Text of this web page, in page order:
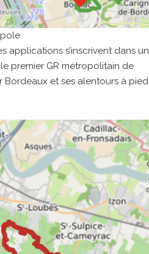
applications s’inscrivent dans un
premier GR métropolitain de
Bordeaux et ses alentours à pied